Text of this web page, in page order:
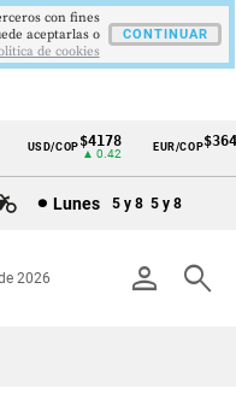
USD/COP$4178
▲ 0.42
EUR/COP$3649
Lunes 5 y 8 5 y 8
person search
2026
con fines
aceptarlas o
de cookies
CONTINUAR